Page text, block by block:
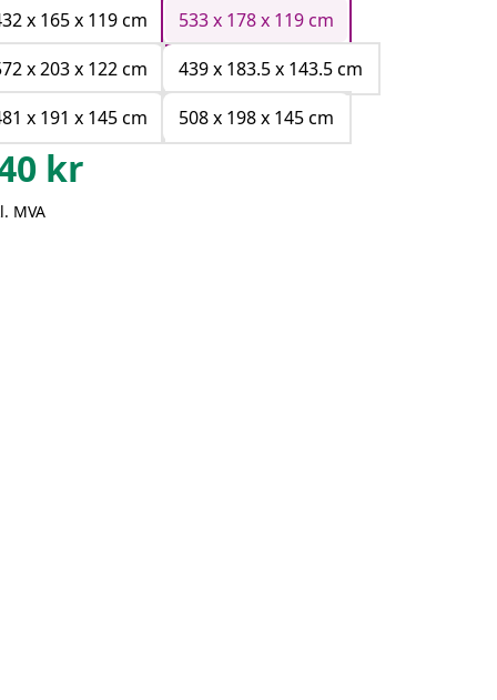
x 165 x 119 cm
533 x 178 x 119 cm
x 203 x 122 cm
439 x 183.5 x 143.5 cm
x 191 x 145 cm
508 x 198 x 145 cm
kr
MVA